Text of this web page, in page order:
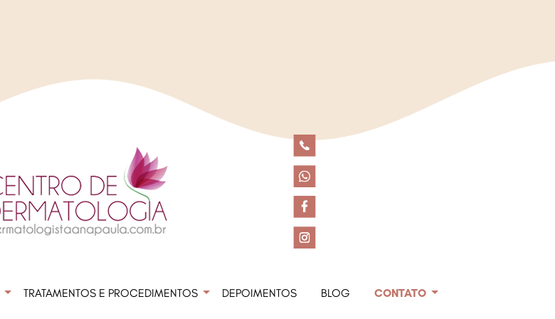
TRATAMENTOS E PROCEDIMENTOS DEPOIMENTOS BLOG CONTATO